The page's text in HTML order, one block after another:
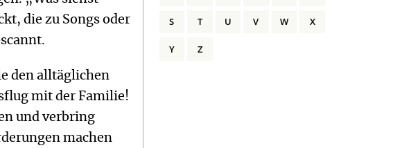
die zu Songs oder
den alltäglichen
mit der Familie!
und verbring
machen
S T U V W X
Y Z